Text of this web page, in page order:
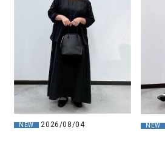
NEW 2026/08/04 NEW